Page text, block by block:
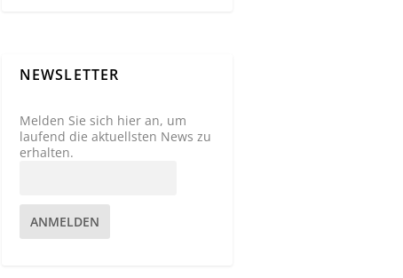
NEWSLETTER
Melden Sie sich hier an, um
laufend die aktuellsten News zu
erhalten.
ANMELDEN